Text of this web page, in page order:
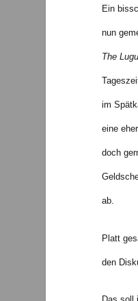
Ein
nun
The
im
eine
doch
ab.
Platt
den